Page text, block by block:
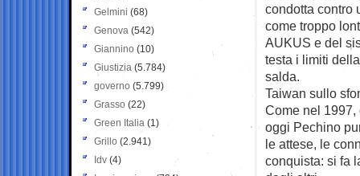
condotta contro
come troppo
AUKUS e del
testa i limiti
salda.
Taiwan sullo
Come nel
oggi Pechino
le attese, le
conquista: si fa
Gelmini (68)
Genova (542)
Giannino (10)
Giustizia (5.784)
governo (5.799)
Grasso (22)
Green Italia (1)
Grillo (2.941)
Idv (4)